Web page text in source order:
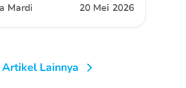
Mardi 20 Mei 2026
Lainnya